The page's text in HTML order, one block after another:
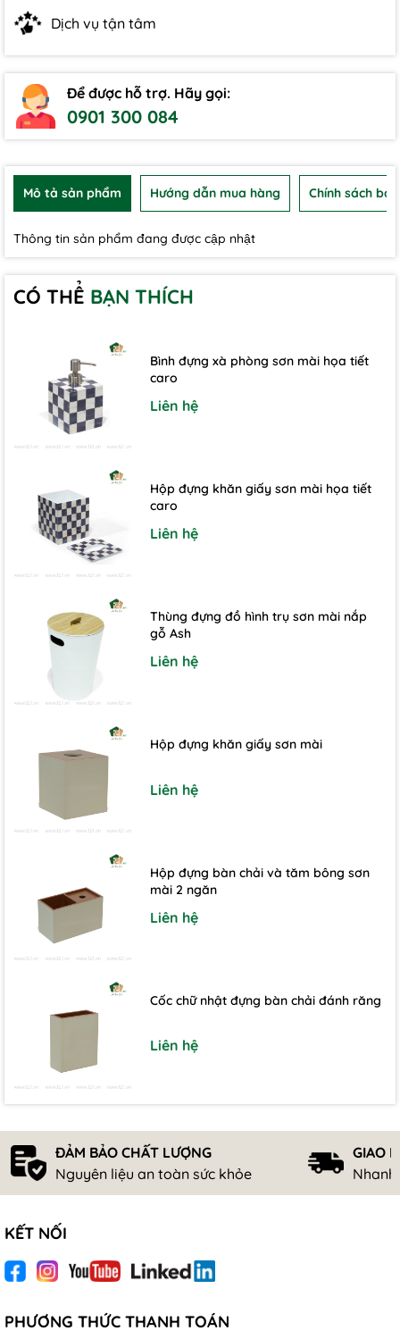
Dịch vụ tận tâm
Để được hỗ trợ. Hãy gọi:
0901 300 084
Mô tả sản phẩm Hướng dẫn mua hàng Chính sách
Thông tin sản phẩm đang được cập nhật
CÓ THỂ BẠN THÍCH
Bình đựng xà phòng sơn mài họa tiết
caro
Liên hệ
Hộp đựng khăn giấy sơn mài họa tiết
caro
Liên hệ
Thùng đựng đồ hình trụ sơn mài nắp
gỗ Ash
Liên hệ
Hộp đựng khăn giấy sơn mài
Liên hệ
Hộp đựng bàn chải và tăm bông sơn
mài 2 ngăn
Liên hệ
Cốc chữ nhật đựng bàn chải đánh răng
Liên hệ
ĐẢM BẢO CHẤT LƯỢNG
Nguyên liệu an toàn sức khỏe
GIAO
KẾT NỐI
PHƯƠNG THỨC THANH TOÁN